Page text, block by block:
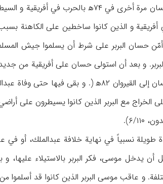
أفريقية و الذين كانوا ساخطين على
الخراج مع البربر الذين كانوا يسيطرون على
۱۱۰).
۳۰). و قبل أن يدخل موسى، فكر البربر بالاستيلاء